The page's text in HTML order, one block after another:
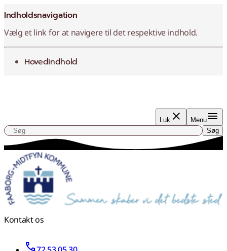
Indholdsnavigation
Vælg et link for at navigere til det respektive indhold.
gå til
Hovedindhold
Luk Menu
Søg
Søg efter indhold, nyheder eller artikler Søg
Kontakt os